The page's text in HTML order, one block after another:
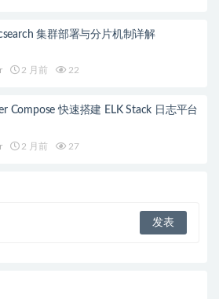
集群部署与分片机制详解
2 月前 22
Compose 快速搭建 ELK Stack 日志平台
2 月前 27